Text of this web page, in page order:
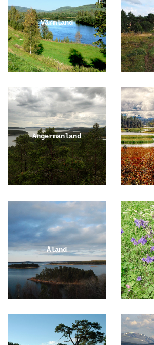
Värmland
Ångermanland
Åland